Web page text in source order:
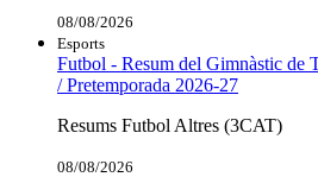
08/08/2026
Esports
Futbol - Resum del Gimnàstic de
/ Pretemporada 2026-27
Resums Futbol Altres (3CAT)
08/08/2026